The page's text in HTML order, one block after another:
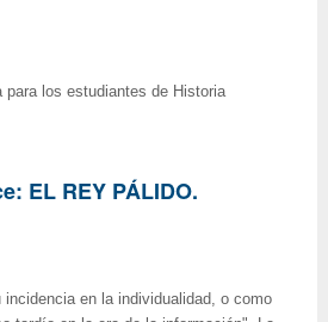
los estudiantes de Historia
EL REY PÁLIDO.
en la individualidad, o como